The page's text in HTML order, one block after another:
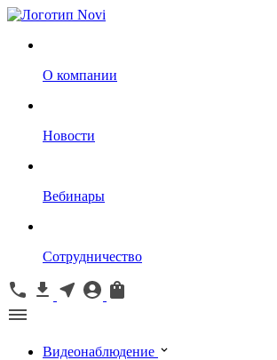
О компании
Новости
Вебинары
Сотрудничество
Видеонаблюдение